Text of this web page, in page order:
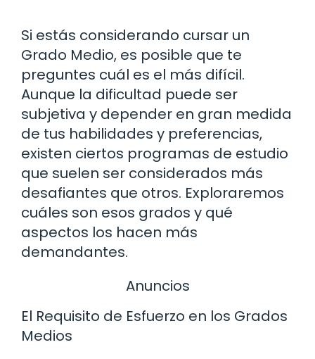
Si estás considerando cursar un
Grado Medio, es posible que te
preguntes cuál es el más difícil.
Aunque la dificultad puede ser
subjetiva y depender en gran medida
de tus habilidades y preferencias,
existen ciertos programas de estudio
que suelen ser considerados más
desafiantes que otros. Exploraremos
cuáles son esos grados y qué
aspectos los hacen más
demandantes.
Anuncios
El Requisito de Esfuerzo en los Grados
Medios